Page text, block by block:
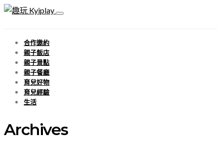
合作邀約
親子飯店
親子景點
親子餐廳
育兒好物
育兒經驗
生活
Archives